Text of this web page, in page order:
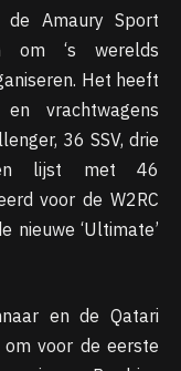
de Amaury Sport
om ‘s werelds
Het heeft
vrachtwagens
36 SSV, drie
lijst met 46
voor de W2RC
nieuwe ‘Ultimate’
en de Qatari
voor de eerste